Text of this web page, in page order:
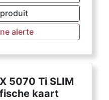
alerte
5070 Ti SLIM
kaart